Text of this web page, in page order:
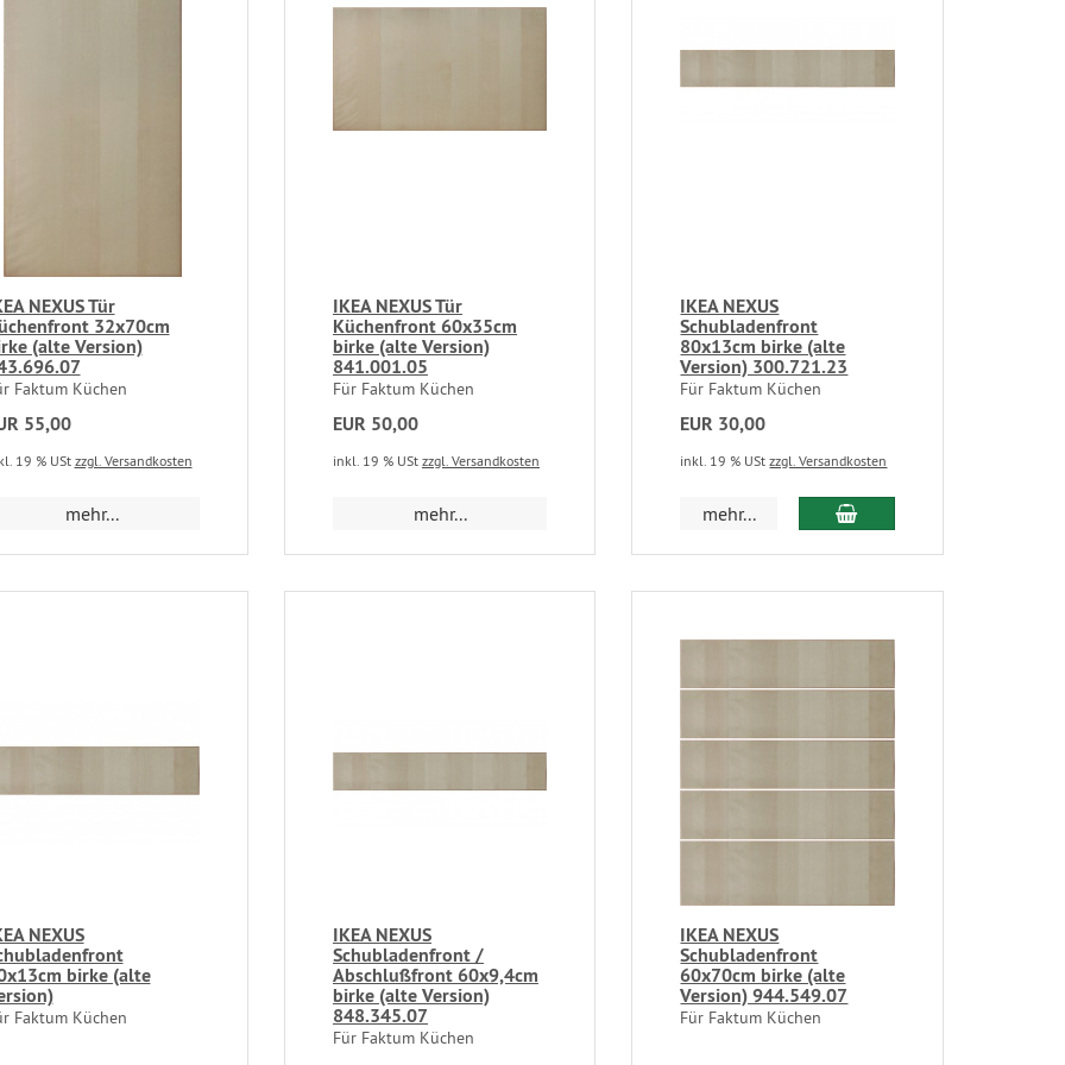
NEXUS Tür
32x70cm
(alte Version)
Faktum Küchen
55,00
19 % USt zzgl. Versandkosten
mehr...
IKEA NEXUS Tür
Küchenfront 60x35cm
birke (alte Version)
841.001.05
Für Faktum Küchen
EUR 50,00
inkl. 19 % USt zzgl. Versandkosten
mehr...
IKEA NEXUS
Schubladenfront
80x13cm birke (alte
Version) 300.721.23
Für Faktum Küchen
EUR 30,00
inkl. 19 % UStzzgl. Versandkosten
mehr...
NEXUS
birke (alte
Faktum Küchen
IKEA NEXUS
Schubladenfront /
Abschlußfront 60x9,4cm
birke (alte Version)
848.345.07
Für Faktum Küchen
IKEA NEXUS
Schubladenfront
60x70cm birke (alte
Version) 944.549.07
Für Faktum Küchen